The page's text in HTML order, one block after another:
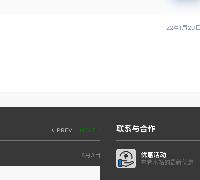
22年1月20日
PREV NEXT
8月3日
联系与合作
优惠活动
查看本站的最新优惠